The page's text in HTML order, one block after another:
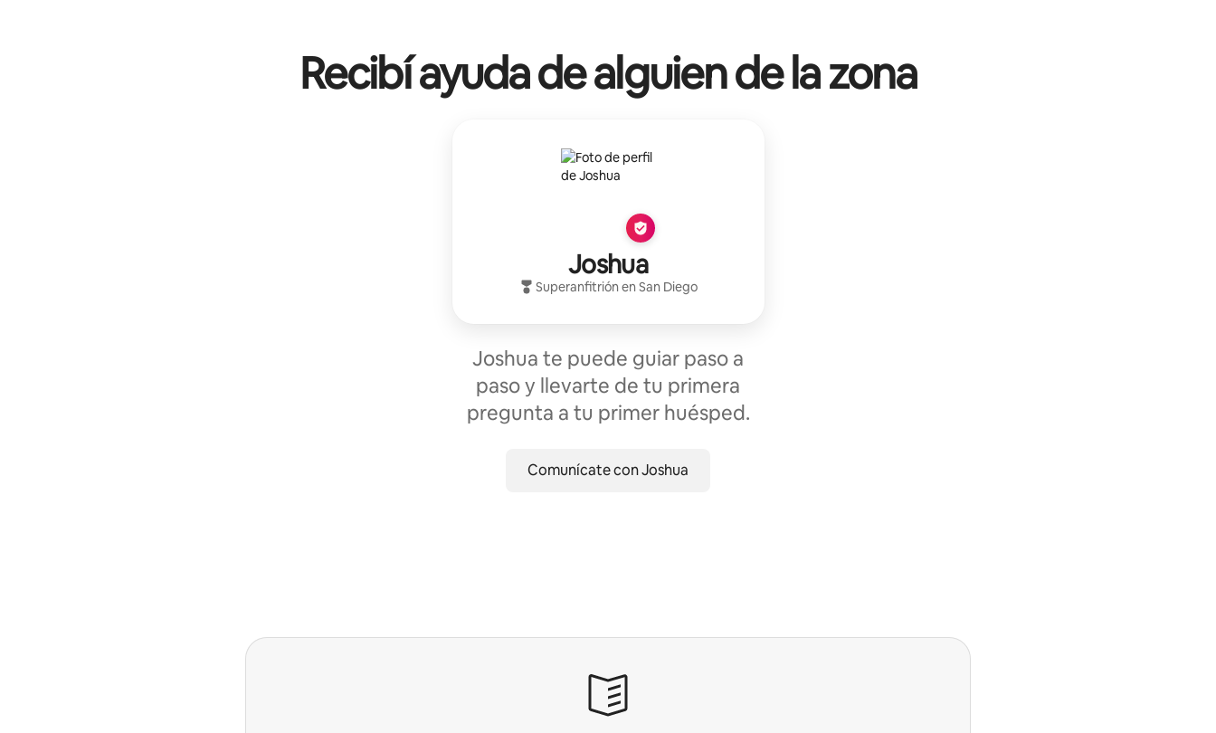
Recibí ayuda de alguien de la zona
Joshua
SuperanfitriónenSan Diego
Joshua te puede guiar paso a
paso y llevarte de tu primera
pregunta a tu primer huésped.
Comunícate con Joshua